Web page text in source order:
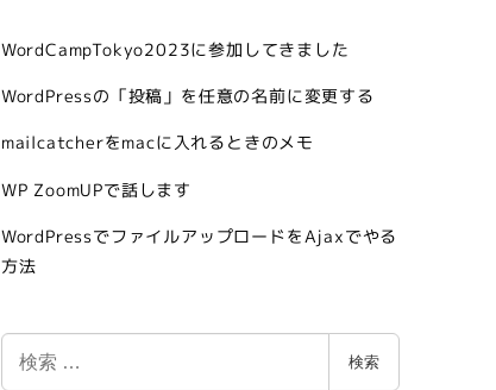
WordCampTokyo2023に参加してきました
WordPressの「投稿」を任意の名前に変更する
mailcatcherをmacに入れるときのメモ
WP ZoomUPで話します
WordPressでファイルアップロードをAjaxでやる
方法
検索